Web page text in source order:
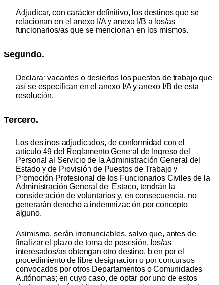
Adjudicar, con carácter definitivo, los destinos que se
relacionan en el anexo I/A y anexo I/B a los/as
funcionarios/as que se mencionan en los mismos.
Segundo.
Declarar vacantes o desiertos los puestos de trabajo que
así se especifican en el anexo I/A y anexo I/B de esta
resolución.
Tercero.
Los destinos adjudicados, de conformidad con el
artículo 49 del Reglamento General de Ingreso del
Personal al Servicio de la Administración General del
Estado y de Provisión de Puestos de Trabajo y
Promoción Profesional de los Funcionarios Civiles de la
Administración General del Estado, tendrán la
consideración de voluntarios y, en consecuencia, no
generarán derecho a indemnización por concepto
alguno.
Asimismo, serán irrenunciables, salvo que, antes de
finalizar el plazo de toma de posesión, los/as
interesados/as obtengan otro destino, bien por el
procedimiento de libre designación o por concursos
convocados por otros Departamentos o Comunidades
Autónomas; en cuyo caso, de optar por uno de estos